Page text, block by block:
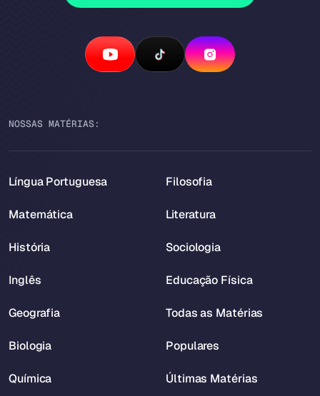
NOSSAS MATÉRIAS:
Língua Portuguesa
Matemática
História
Inglês
Geografia
Biologia
Química
Filosofia
Literatura
Sociologia
Educação Física
Todas as Matérias
Populares
Últimas Matérias